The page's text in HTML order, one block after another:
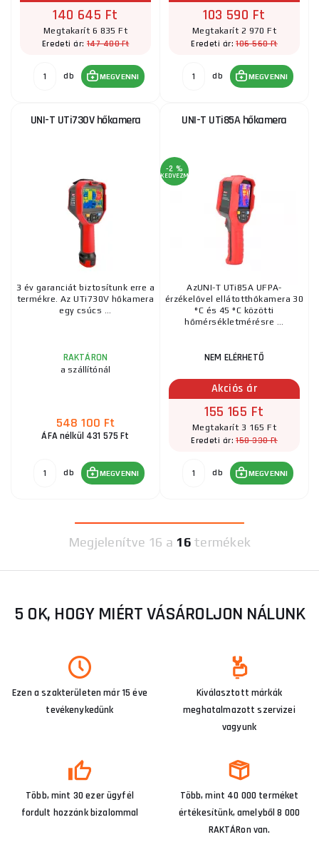
140 645 Ft
Megtakarít 6 835 Ft
Eredeti ár: 147 480 Ft
db MEGVENNI
103 590 Ft
Megtakarít 2 970 Ft
Eredeti ár:106 560 Ft
db MEGVENNI
UNI-T UTi730V hőkamera
3 év garanciát biztosítunk erre a
termékre. Az UTi730V hőkamera
egy csúcs ...
RAKTÁRON
a szállítónál
548 100 Ft
ÁFA nélkül 431 575 Ft
db MEGVENNI
UNI-T UTi85A hőkamera
-2 %
KEDVEZMÉNY
AzUNI-T UTi85A UFPA-
érzékelővel ellátotthőkamera 30
°C és 45 °C közötti
hőmérsékletmérésre ...
NEM ELÉRHETŐ
Akciós ár
155 165 Ft
Megtakarít 3 165 Ft
Eredeti ár:158 330 Ft
db MEGVENNI
Megjelenítve 16 a 16termékek
5 OK, HOGY MIÉRT VÁSÁROLJON NÁLUNK
Ezen a szakterületen már 15 éve
tevékenykedünk
Kiválasztott márkák
meghatalmazott szervizei
vagyunk
Több, mint 30 ezer ügyfél
fordult hozzánk bizalommal
Több, mint 40 000 terméket
értékesítünk, amelyből 8 000
RAKTÁRon van.